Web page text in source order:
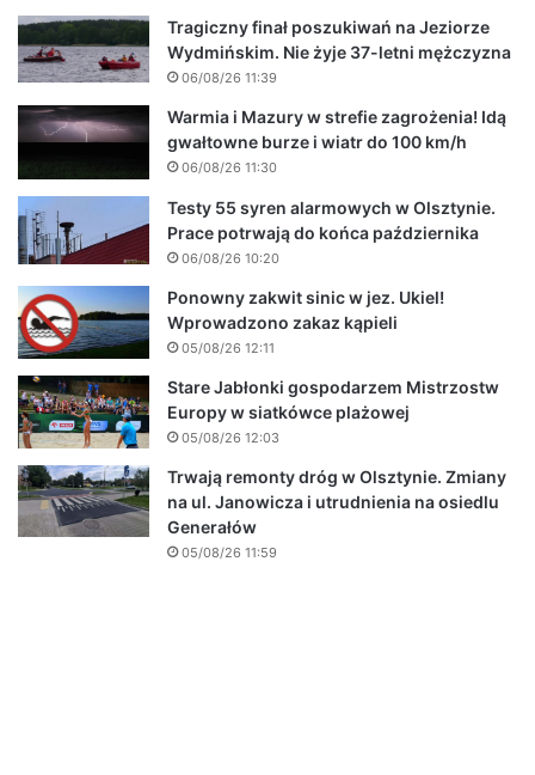
Tragiczny finał poszukiwań na Jeziorze
Wydmińskim. Nie żyje 37-letni mężczyzna
06/08/26 11:39
Warmia i Mazury w strefie zagrożenia! Idą
gwałtowne burze i wiatr do 100 km/h
06/08/26 11:30
Testy 55 syren alarmowych w Olsztynie.
Prace potrwają do końca października
06/08/26 10:20
Ponowny zakwit sinic w jez. Ukiel!
Wprowadzono zakaz kąpieli
05/08/26 12:11
Stare Jabłonki gospodarzem Mistrzostw
Europy w siatkówce plażowej
05/08/26 12:03
Trwają remonty dróg w Olsztynie. Zmiany
na ul. Janowicza i utrudnienia na osiedlu
Generałów
05/08/26 11:59